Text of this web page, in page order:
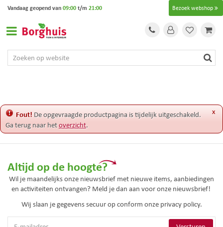
e
t
Bezoek webshop
Vandaag geopend van09:00t/m 21:00
x
Fout! De opgevraagde productpagina is tijdelijk uitgeschakeld.
Ga terug naar hetoverzicht.
Altijd op de hoogte?
Wil je maandelijks onze nieuwsbrief met nieuwe items, aanbiedingen
en activiteiten ontvangen? Meld je dan aan voor onze nieuwsbrief!
Wij slaan je gegevens secuur op conform onze privacy policy.